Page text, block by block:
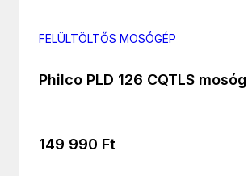
FELÜLTÖLTŐS MOSÓGÉP
Philco PLD 126 CQTLS
149 990 Ft